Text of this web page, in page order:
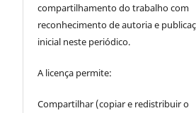
compartilhamento do trabalho com
reconhecimento de autoria e
inicial neste periódico.
A licença permite:
Compartilhar (copiar e redistribuir o